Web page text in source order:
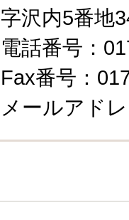
字沢内5番
電話番号：
Fax番号：
メールアド